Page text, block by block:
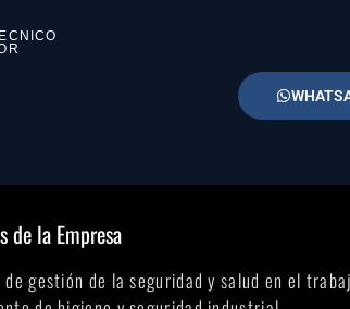
de la Empresa
gestión de la seguridad y salud en el